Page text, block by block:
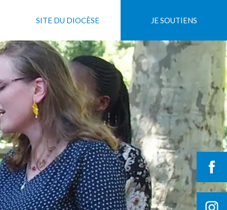
SITE DU DIOCÈSE JE SOUTIENS
JE DONNE
JE M'ENGAGE